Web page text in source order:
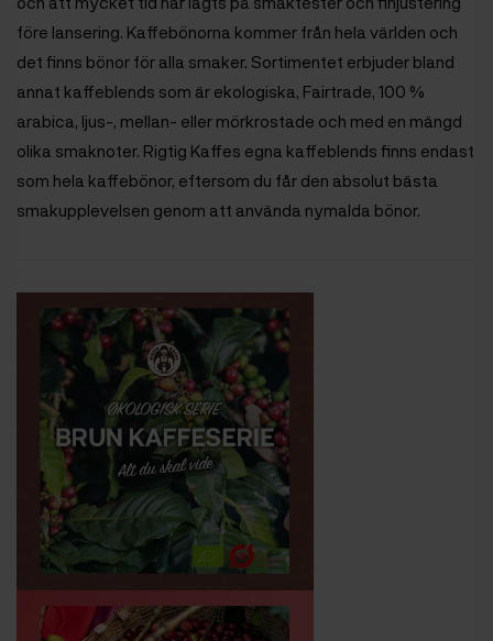
före lansering. Kaffebönorna kommer från hela världen och
det finns bönor för alla smaker. Sortimentet erbjuder bland
annat kaffeblends som är ekologiska, Fairtrade, 100 %
arabica, ljus-, mellan- eller mörkrostade och med en mängd
olika smaknoter. Rigtig Kaffes egna kaffeblends finns endast
som hela kaffebönor, eftersom du får den absolut bästa
smakupplevelsen genom att använda nymalda bönor.